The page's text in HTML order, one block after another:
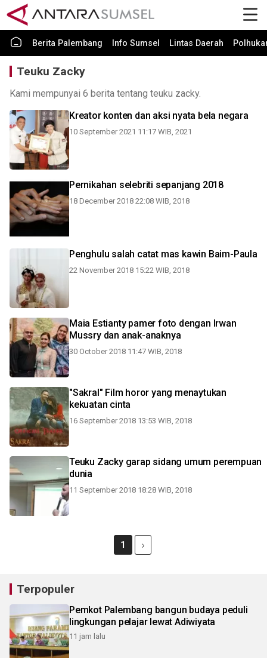
Berita Palembang Info Sumsel Lintas Daerah
Teuku Zacky
Kami mempunyai 6 berita tentang teuku zacky.
Kreator konten dan aksi nyata bela negara
10 September 2021 11:17 WIB, 2021
Pernikahan selebriti sepanjang 2018
18 December 2018 22:08 WIB, 2018
Penghulu salah catat mas kawin Baim-Paula
22 November 2018 15:22 WIB, 2018
Maia Estianty pamer foto dengan Irwan
Mussry dan anak-anaknya
30 October 2018 11:47 WIB, 2018
"Sakral" Film horor yang menaytukan
kekuatan cinta
16 September 2018 13:53 WIB, 2018
Teuku Zacky garap sidang umum perempuan
dunia
11 September 2018 18:28 WIB, 2018
1
Terpopuler
Pemkot Palembang bangun budaya peduli
lingkungan pelajar lewat Adiwiyata
11 jam lalu